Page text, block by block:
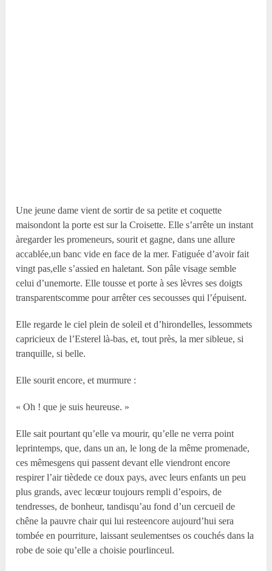
Une jeune dame vient de sortir de sa petite et coquette
maisondont la porte est sur la Croisette. Elle s’arrête un instant
àregarder les promeneurs, sourit et gagne, dans une allure
accablée,un banc vide en face de la mer. Fatiguée d’avoir fait
vingt pas,elle s’assied en haletant. Son pâle visage semble
celui d’unemorte. Elle tousse et porte à ses lèvres ses doigts
transparentscomme pour arrêter ces secousses qui l’épuisent.
Elle regarde le ciel plein de soleil et d’hirondelles, lessommets
capricieux de l’Esterel là-bas, et, tout près, la mer sibleue, si
tranquille, si belle.
Elle sourit encore, et murmure :
« Oh ! que je suis heureuse. »
Elle sait pourtant qu’elle va mourir, qu’elle ne verra point
leprintemps, que, dans un an, le long de la même promenade,
ces mêmesgens qui passent devant elle viendront encore
respirer l’air tièdede ce doux pays, avec leurs enfants un peu
plus grands, avec lecœur toujours rempli d’espoirs, de
tendresses, de bonheur, tandisqu’au fond d’un cercueil de
chêne la pauvre chair qui lui resteencore aujourd’hui sera
tombée en pourriture, laissant seulementses os couchés dans la
robe de soie qu’elle a choisie pourlinceul.